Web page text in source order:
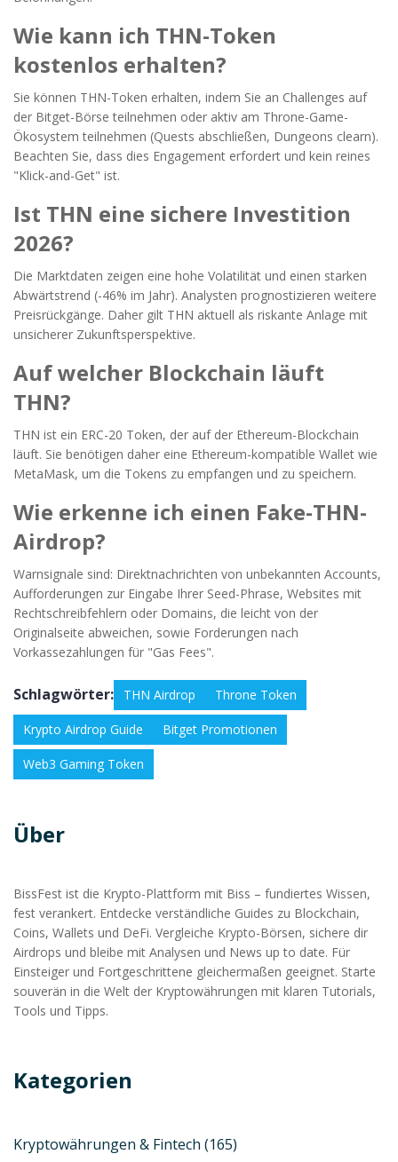
Wie kann ich THN-Token
kostenlos erhalten?
Sie können THN-Token erhalten, indem Sie an Challenges auf
der Bitget-Börse teilnehmen oder aktiv am Throne-Game-
Ökosystem teilnehmen (Quests abschließen, Dungeons clearn).
Beachten Sie, dass dies Engagement erfordert und kein reines
"Klick-and-Get" ist.
Ist THN eine sichere Investition
2026?
Die Marktdaten zeigen eine hohe Volatilität und einen starken
Abwärtstrend (-46% im Jahr). Analysten prognostizieren weitere
Preisrückgänge. Daher gilt THN aktuell als riskante Anlage mit
unsicherer Zukunftsperspektive.
Auf welcher Blockchain läuft
THN?
THN ist ein ERC-20 Token, der auf der Ethereum-Blockchain
läuft. Sie benötigen daher eine Ethereum-kompatible Wallet wie
MetaMask, um die Tokens zu empfangen und zu speichern.
Wie erkenne ich einen Fake-THN-
Airdrop?
Warnsignale sind: Direktnachrichten von unbekannten Accounts,
Aufforderungen zur Eingabe Ihrer Seed-Phrase, Websites mit
Rechtschreibfehlern oder Domains, die leicht von der
Originalseite abweichen, sowie Forderungen nach
Vorkassezahlungen für "Gas Fees".
Schlagwörter: THN Airdrop Throne Token
Krypto Airdrop Guide Bitget Promotionen
Web3 Gaming Token
Über
BissFest ist die Krypto-Plattform mit Biss – fundiertes Wissen,
fest verankert. Entdecke verständliche Guides zu Blockchain,
Coins, Wallets und DeFi. Vergleiche Krypto-Börsen, sichere dir
Airdrops und bleibe mit Analysen und News up to date. Für
Einsteiger und Fortgeschrittene gleichermaßen geeignet. Starte
souverän in die Welt der Kryptowährungen mit klaren Tutorials,
Tools und Tipps.
Kategorien
Kryptowährungen & Fintech (165)